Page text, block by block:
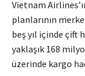
Vietnam
planlarının
beş yıl içinde çift
yaklaşık 168
üzerinde kargo